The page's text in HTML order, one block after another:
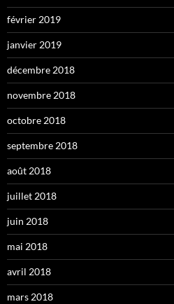
février 2019
janvier 2019
décembre 2018
novembre 2018
octobre 2018
septembre 2018
août 2018
juillet 2018
juin 2018
mai 2018
avril 2018
mars 2018